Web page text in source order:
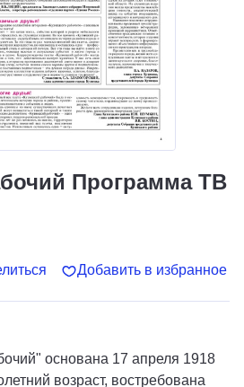
Программа ТВ
Добавить в избранное
основана 17 апреля 1918
возраст, востребована